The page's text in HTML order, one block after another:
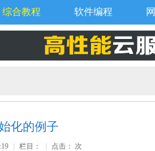
综合教程 软件编程
化的例子
栏目： 点击： 次